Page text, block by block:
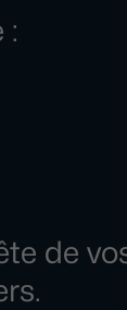
:
de